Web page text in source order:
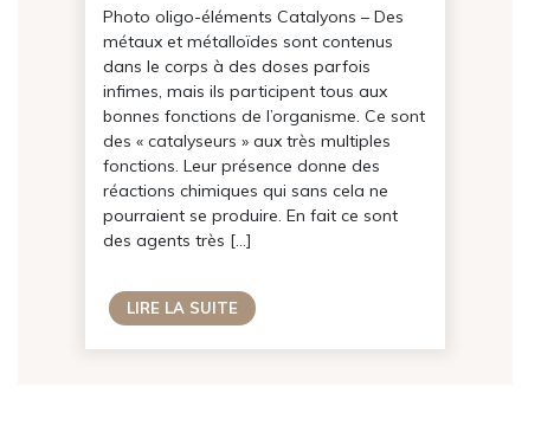
Photo oligo-éléments Catalyons – Des
métaux et métalloïdes sont contenus
dans le corps à des doses parfois
infimes, mais ils participent tous aux
bonnes fonctions de l’organisme. Ce sont
des « catalyseurs » aux très multiples
fonctions. Leur présence donne des
réactions chimiques qui sans cela ne
pourraient se produire. En fait ce sont
des agents très […]
LIRE LA SUITE